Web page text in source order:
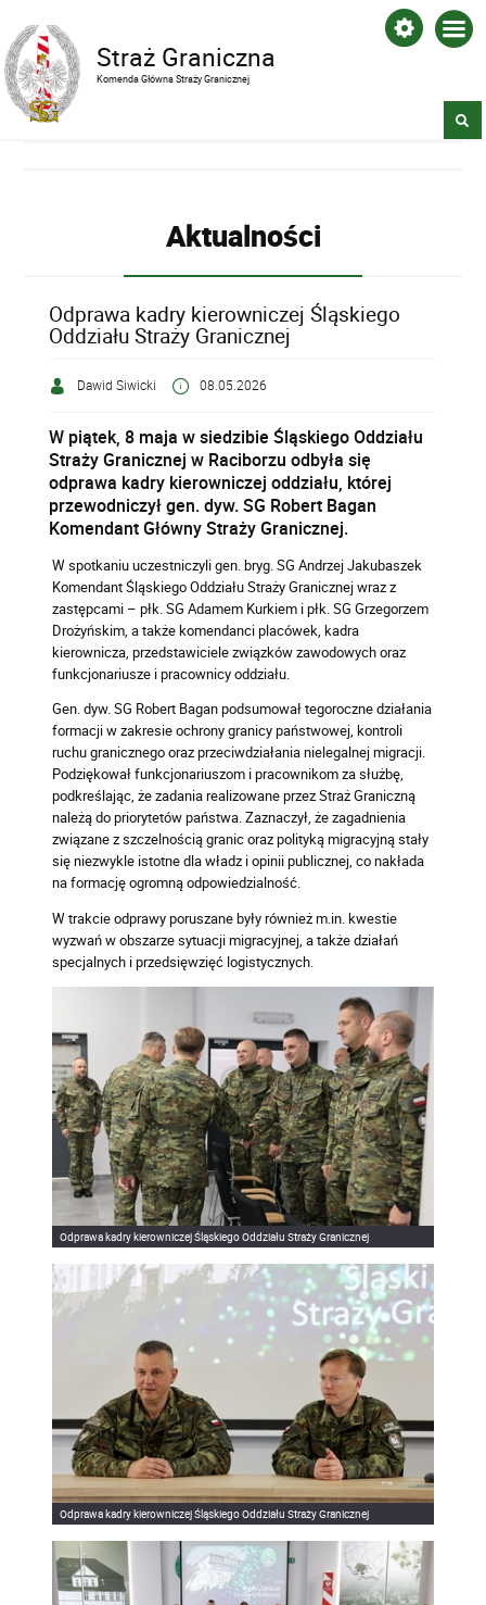
Straż Graniczna
Komenda Główna Straży Granicznej
Aktualności
Odprawa kadry kierowniczej Śląskiego
Oddziału Straży Granicznej
Dawid Siwicki 08.05.2026
W piątek, 8 maja w siedzibie Śląskiego Oddziału
Straży Granicznej w Raciborzu odbyła się
odprawa kadry kierowniczej oddziału, której
przewodniczył gen. dyw. SG Robert Bagan
Komendant Główny Straży Granicznej.
W spotkaniu uczestniczyli gen. bryg. SG Andrzej Jakubaszek
Komendant Śląskiego Oddziału Straży Granicznej wraz z
zastępcami – płk. SG Adamem Kurkiem i płk. SG Grzegorzem
Drożyńskim, a także komendanci placówek, kadra
kierownicza, przedstawiciele związków zawodowych oraz
funkcjonariusze i pracownicy oddziału.
Gen. dyw. SG Robert Bagan podsumował tegoroczne działania
formacji w zakresie ochrony granicy państwowej, kontroli
ruchu granicznego oraz przeciwdziałania nielegalnej migracji.
Podziękował funkcjonariuszom i pracownikom za służbę,
podkreślając, że zadania realizowane przez Straż Graniczną
należą do priorytetów państwa. Zaznaczył, że zagadnienia
związane z szczelnością granic oraz polityką migracyjną stały
się niezwykle istotne dla władz i opinii publicznej, co nakłada
na formację ogromną odpowiedzialność.
W trakcie odprawy poruszane były również m.in. kwestie
wyzwań w obszarze sytuacji migracyjnej, a także działań
specjalnych i przedsięwzięć logistycznych.
Odprawa kadry kierowniczej Śląskiego Oddziału Straży Granicznej
Odprawa kadry kierowniczej Śląskiego Oddziału Straży Granicznej